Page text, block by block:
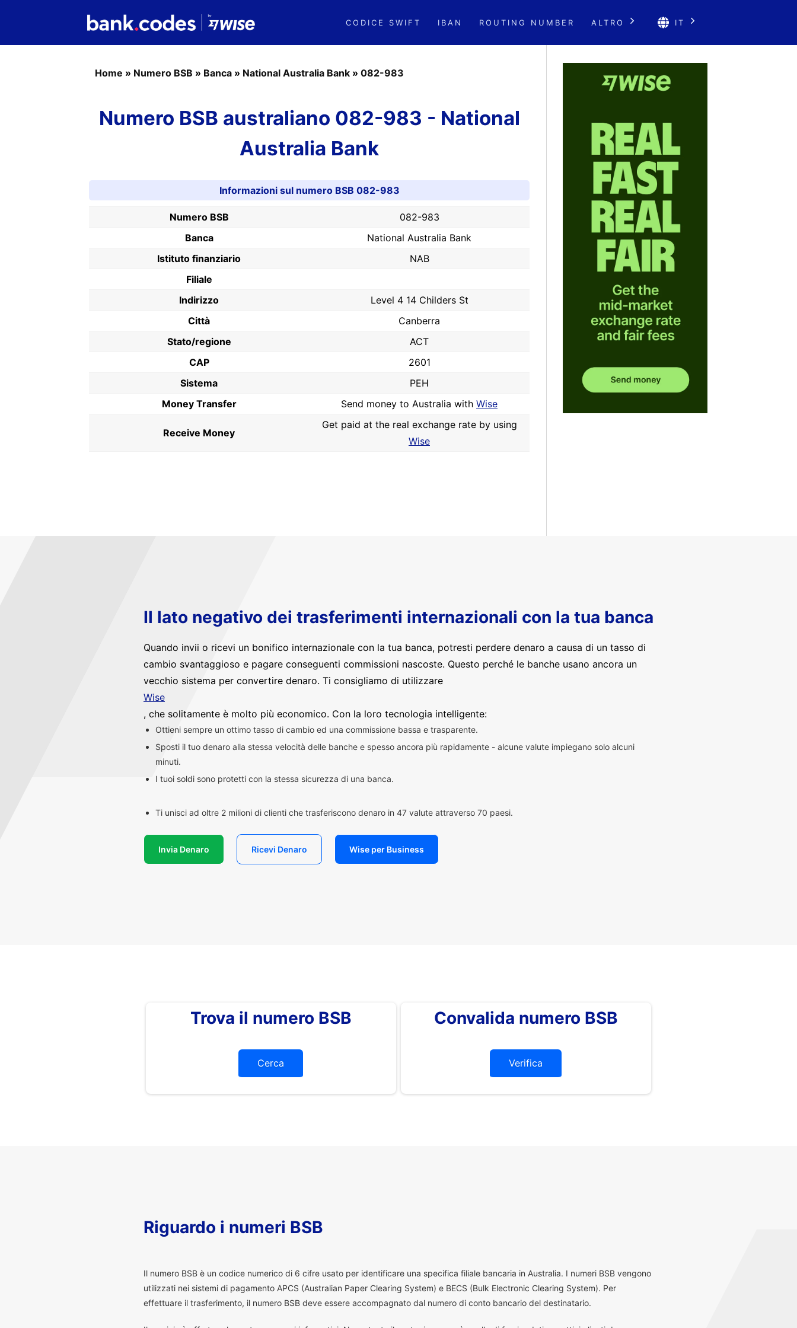
CODICE SWIFT IBAN ROUTING NUMBER ALTRO IT
Home » Numero BSB » Banca » National Australia Bank » 082-983
Numero BSB australiano 082-983 - National
Australia Bank
Informazioni sul numero BSB 082-983
Numero BSB
082-983
Banca
National Australia Bank
Istituto finanziario
NAB
Filiale
Indirizzo
Level 4 14 Childers St
Città
Canberra
Stato/regione
ACT
CAP
2601
Sistema
PEH
Money Transfer
Send money to Australia with Wise
Receive Money
Get paid at the real exchange rate by using
Wise
Il lato negativo dei trasferimenti internazionali con la tua banca
Quando invii o ricevi un bonifico internazionale con la tua banca, potresti perdere denaro a causa di un tasso di
cambio svantaggioso e pagare conseguenti commissioni nascoste. Questo perché le banche usano ancora un
vecchio sistema per convertire denaro. Ti consigliamo di utilizzare
Wise
, che solitamente è molto più economico. Con la loro tecnologia intelligente:
Ottieni sempre un ottimo tasso di cambio ed una commissione bassa e trasparente.
Sposti il tuo denaro alla stessa velocità delle banche e spesso ancora più rapidamente - alcune valute impiegano solo alcuni
minuti.
I tuoi soldi sono protetti con la stessa sicurezza di una banca.
Ti unisci ad oltre 2 milioni di clienti che trasferiscono denaro in 47 valute attraverso 70 paesi.
Invia Denaro Ricevi Denaro Wise per Business
Trova il numero BSB
Cerca
Convalida numero BSB
Verifica
Riguardo i numeri BSB
Il numero BSB è un codice numerico di 6 cifre usato per identificare una specifica filiale bancaria in Australia. I numeri BSB vengono
utilizzati nei sistemi di pagamento APCS (Australian Paper Clearing System) e BECS (Bulk Electronic Clearing System). Per
effettuare il trasferimento, il numero BSB deve essere accompagnato dal numero di conto bancario del destinatario.